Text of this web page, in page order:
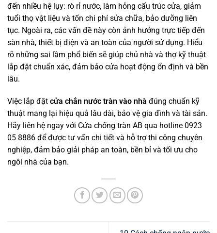
đến nhiều hệ lụy: rò rỉ nước, làm hỏng cấu trúc cửa, giảm
tuổi thọ vật liệu và tốn chi phí sửa chữa, bảo dưỡng liên
tục. Ngoài ra, các vấn đề này còn ảnh hưởng trực tiếp đến
sàn nhà, thiết bị điện và an toàn của người sử dụng. Hiểu
rõ những sai lầm phổ biến sẽ giúp chủ nhà và thợ kỹ thuật
lắp đặt chuẩn xác, đảm bảo cửa hoạt động ổn định và bền
lâu.
Việc lắp đặt cửa chắn nước tràn vào nhà đúng chuẩn kỹ
thuật mang lại hiệu quả lâu dài, bảo vệ gia đình và tài sản.
Hãy liên hệ ngay với Cửa chống tràn AB qua hotline 0923
05 8886 để được tư vấn chi tiết và hỗ trợ thi công chuyên
nghiệp, đảm bảo giải pháp an toàn, bền bỉ và tối ưu cho
ngôi nhà của bạn.